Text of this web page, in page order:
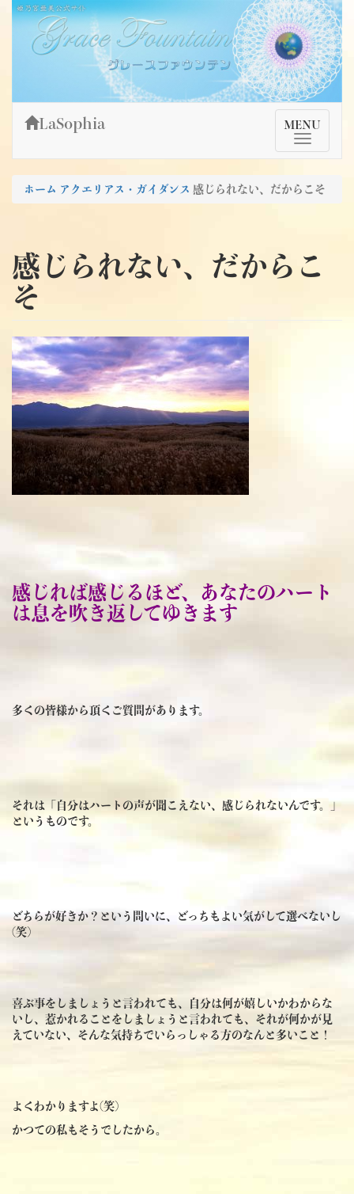
Skip
content
姫乃宮亜美公式サイト～Grace Fountain～
グレースファウンテン
TMenu
MENU
LaSophia
ホーム アクエリアス・ガイダンス 感じられない、だからこそ
感じられない、だからこ
そ
感じれば感じるほど、あなたのハート
は息を吹き返してゆきます
多くの皆様から頂くご質問があります。
それは「自分はハートの声が聞こえない、感じられないんです。」
というものです。
どちらが好きか？という問いに、どっちもよい気がして選べないし
(笑)
喜ぶ事をしましょうと言われても、自分は何が嬉しいかわからな
いし、惹かれることをしましょうと言われても、それが何かが見
えていない、そんな気持ちでいらっしゃる方のなんと多いこと！
よくわかりますよ(笑)
かつての私もそうでしたから。